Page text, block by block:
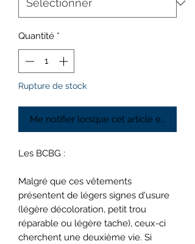
Quantité *
Rupture de stock
Me notifier lorsque cet article est
Les BCBG :
Malgré que ces vêtements
présentent de légers signes d'usure
(légère décoloration, petit trou
réparable ou légère tache), ceux-ci
cherchent une deuxième vie. Si